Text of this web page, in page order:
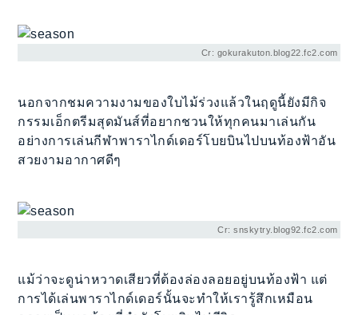
Cr: gokurakuton.blog22.fc2.com
นอกจากชมความงามของใบไม้ร่วงแล้วในฤดูนี้ยังมีกิจ
กรรมเอ็กตรีมสุดมันส์ที่อยากชวนให้ทุกคนมาเล่นกัน
อย่างการเล่นกีฬาพาราไกด์เดอร์โบยบินไปบนท้องฟ้าอัน
สวยงามอากาศดีๆ
Cr: snskytry.blog92.fc2.com
แม้ว่าจะดูน่าหวาดเสียวที่ต้องล่องลอยอยู่บนท้องฟ้า แต่
การได้เล่นพาราไกด์เดอร์นั้นจะทำให้เรารู้สึกเหมือน